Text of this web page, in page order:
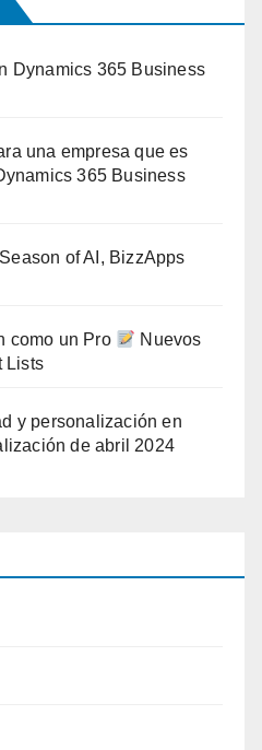
Dynamics 365 Business
una empresa que es
365 Business
of AI, BizzApps
como un Pro
Nuevos
Lists
y personalización en
de abril 2024